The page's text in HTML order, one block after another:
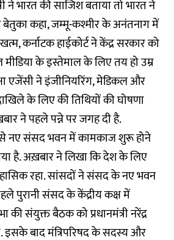
ने भारत की साजिश बताया तो भारत ने
बेतुका कहा, जम्मू-कश्मीर के अनंतनाग में
कर्नाटक हाईकोर्ट ने केंद्र सरकार को
के इस्तेमाल के लिए तय हो उम्र
एजेंसी ने इंजीनियरिंग, मेडिकल और
के लिए की तिथियों की घोषणा
ने पहले पन्ने पर जगह दी है.
नए संसद भवन में कामकाज शुरू होने
है. अख़बार ने लिखा कि देश के लिए
रहा. सांसदों ने संसद के नए भवन
पुरानी संसद के केंद्रीय कक्ष में
संयुक्त बैठक को प्रधानमंत्री नरेंद्र
इसके बाद मंत्रिपरिषद के सदस्य और